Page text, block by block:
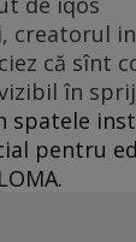
creatorul
că sînt
în
spatele
pentru